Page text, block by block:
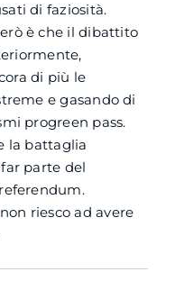
di faziosità.
è che il dibattito
di più le
e gasando di
progreen pass.
la battaglia
parte del
riesco ad avere